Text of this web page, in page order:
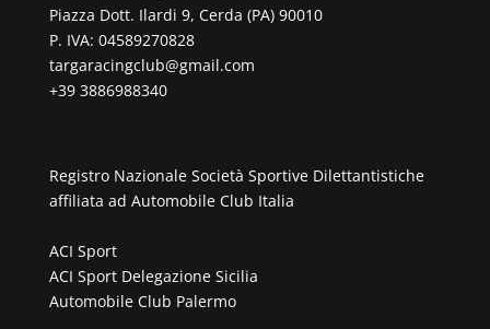
Piazza Dott. Ilardi 9, Cerda (PA) 90010
P. IVA: 04589270828
targaracingclub@gmail.com
+39 3886988340
Registro Nazionale Società Sportive Dilettantistiche
affiliata ad Automobile Club Italia
ACI Sport
ACI Sport Delegazione Sicilia
Automobile Club Palermo